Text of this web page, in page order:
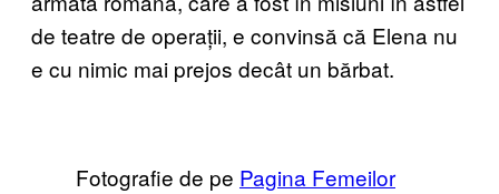
de teatre de operații, e convinsă că Elena nu
e cu nimic mai prejos decât un bărbat.
Fotografie de pe Pagina Femeilor